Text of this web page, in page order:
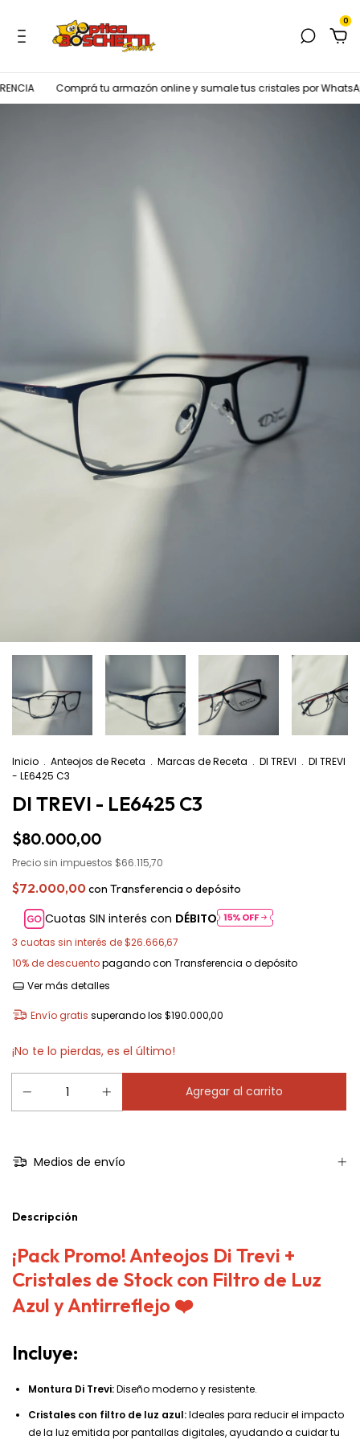
0
Comprá tu armazón online y sumale tus cristales por WhatsApp
Inicio . Anteojos de Receta . Marcas de Receta . DI TREVI . DI TREVI
- LE6425 C3
DI TREVI - LE6425 C3
$80.000,00
Precio sin impuestos $66.115,70
$72.000,00con Transferencia o depósito
Cuotas SIN interés con DÉBITO
3 cuotas sin interés de$26.666,67
10% de descuentopagando con Transferencia o depósito
Ver más detalles
Envío gratis superando los $190.000,00
¡No te lo pierdas, es el último!
Medios de envío
Descripción
¡Pack Promo! Anteojos Di Trevi +
Cristales de Stock con Filtro de Luz
Azul y Antirreflejo ❤️
Incluye:
Montura Di Trevi:Diseño moderno y resistente.
Cristales con filtro de luz azul:Ideales para reducir el impacto
de la luz emitida por pantallas digitales, ayudando a cuidar tu